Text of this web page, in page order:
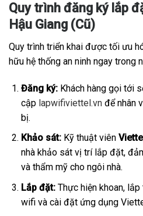
Quy trình đăng ký lắp
Hậu Giang (Cũ)
Quy trình triển khai được tối ưu
hữu hệ thống an ninh ngay trong
Đăng ký:Khách hàng gọi tới
cập lapwifiviettel.vnđể nhân
bị.
Khảo sát:Kỹ thuật viên
nhà khảo sát vị trí lắp đặt,
và thẩm mỹ cho ngôi nhà.
Lắp đặt:Thực hiện khoan, lắp
wifi và cài đặt ứng dụng